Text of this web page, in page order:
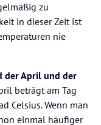
zu
in dieser Zeit ist
nie
der April und der
beträgt am Tag
Celsius. Wenn man
einmal häufiger